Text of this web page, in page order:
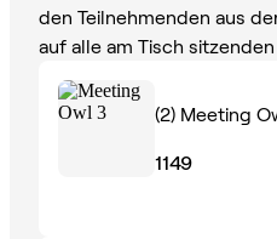
den Teilnehmenden aus
auf alle am Tisch
(2) Meeting
1149